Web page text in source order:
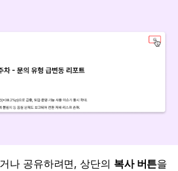
나 공유하려면, 상단의 복사 버튼을